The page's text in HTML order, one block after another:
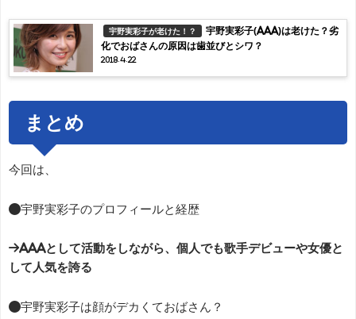
宇野実彩子が老けた！？
宇野実彩子(AAA)は老けた？劣
化でおばさんの原因は歯並びとシワ？
2018.4.22
まとめ
今回は、
●宇野実彩子のプロフィールと経歴
→AAAとして活動をしながら、個人でも歌手デビューや女優と
して人気を誇る
●宇野実彩子は顔がデカくておばさん？